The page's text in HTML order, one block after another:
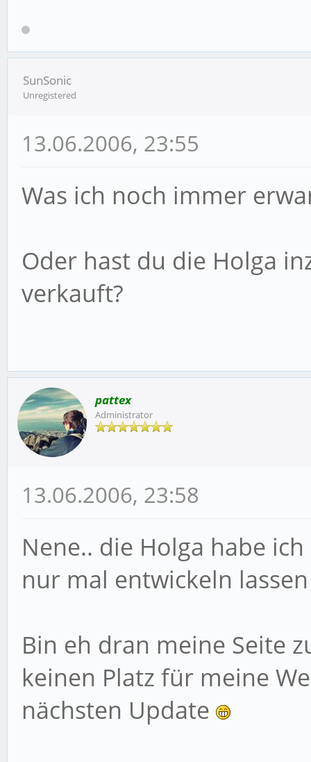
SunSonic
Unregistered
13.06.2006, 23:55
Was ich noch immer
Oder hast du die Holga
verkauft?
pattex
Administrator
13.06.2006, 23:58
Nene.. die Holga habe
nur mal entwickeln
Bin eh dran meine Seite
keinen Platz für meine
nächsten Update